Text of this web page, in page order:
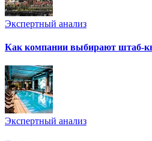
Экспертный анализ
Как компании выбирают штаб-
Экспертный анализ